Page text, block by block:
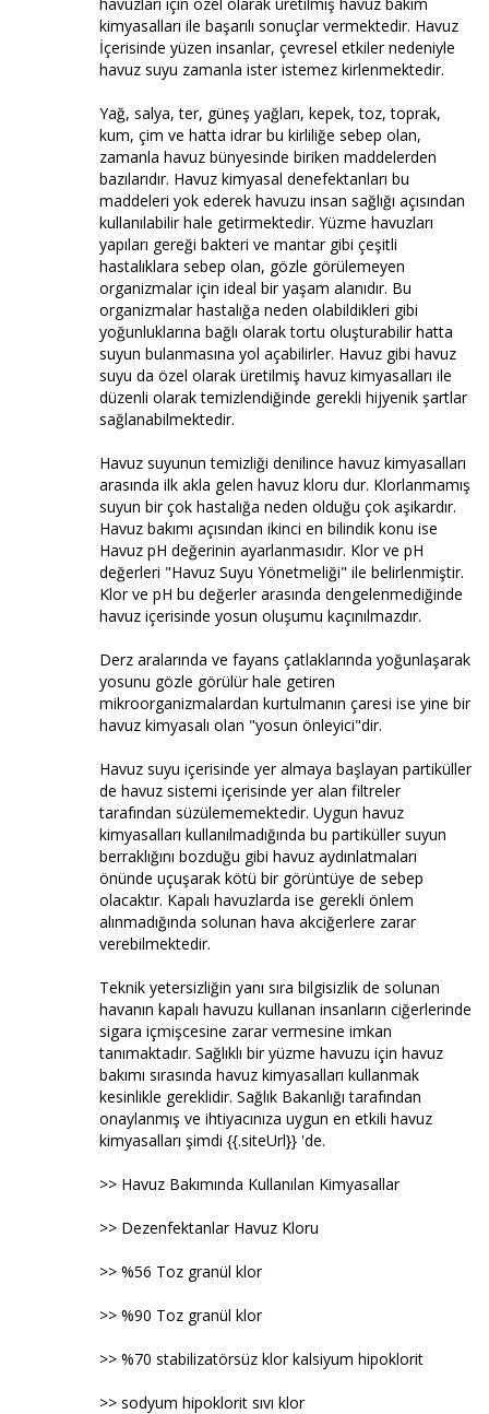
kimyasalları ile başarılı sonuçlar vermektedir. Havuz
İçerisinde yüzen insanlar, çevresel etkiler nedeniyle
havuz suyu zamanla ister istemez kirlenmektedir.
Yağ, salya, ter, güneş yağları, kepek, toz, toprak,
kum, çim ve hatta idrar bu kirliliğe sebep olan,
zamanla havuz bünyesinde biriken maddelerden
bazılarıdır. Havuz kimyasal denefektanları bu
maddeleri yok ederek havuzu insan sağlığı açısından
kullanılabilir hale getirmektedir. Yüzme havuzları
yapıları gereği bakteri ve mantar gibi çeşitli
hastalıklara sebep olan, gözle görülemeyen
organizmalar için ideal bir yaşam alanıdır. Bu
organizmalar hastalığa neden olabildikleri gibi
yoğunluklarına bağlı olarak tortu oluşturabilir hatta
suyun bulanmasına yol açabilirler. Havuz gibi havuz
suyu da özel olarak üretilmiş havuz kimyasalları ile
düzenli olarak temizlendiğinde gerekli hijyenik şartlar
sağlanabilmektedir.
Havuz suyunun temizliği denilince havuz kimyasalları
arasında ilk akla gelen havuz kloru dur. Klorlanmamış
suyun bir çok hastalığa neden olduğu çok aşikardır.
Havuz bakımı açısından ikinci en bilindik konu ise
Havuz pH değerinin ayarlanmasıdır. Klor ve pH
değerleri "Havuz Suyu Yönetmeliği" ile belirlenmiştir.
Klor ve pH bu değerler arasında dengelenmediğinde
havuz içerisinde yosun oluşumu kaçınılmazdır.
Derz aralarında ve fayans çatlaklarında yoğunlaşarak
yosunu gözle görülür hale getiren
mikroorganizmalardan kurtulmanın çaresi ise yine bir
havuz kimyasalı olan "yosun önleyici"dir.
Havuz suyu içerisinde yer almaya başlayan partiküller
de havuz sistemi içerisinde yer alan filtreler
tarafından süzülememektedir. Uygun havuz
kimyasalları kullanılmadığında bu partiküller suyun
berraklığını bozduğu gibi havuz aydınlatmaları
önünde uçuşarak kötü bir görüntüye de sebep
olacaktır. Kapalı havuzlarda ise gerekli önlem
alınmadığında solunan hava akciğerlere zarar
verebilmektedir.
Teknik yetersizliğin yanı sıra bilgisizlik de solunan
havanın kapalı havuzu kullanan insanların ciğerlerinde
sigara içmişcesine zarar vermesine imkan
tanımaktadır. Sağlıklı bir yüzme havuzu için havuz
bakımı sırasında havuz kimyasalları kullanmak
kesinlikle gereklidir. Sağlık Bakanlığı tarafından
onaylanmış ve ihtiyacınıza uygun en etkili havuz
kimyasalları şimdi {{.siteUrl}} 'de.
>> Havuz Bakımında Kullanılan Kimyasallar
>> Dezenfektanlar Havuz Kloru
>> %56 Toz granül klor
>> %90 Toz granül klor
>> %70 stabilizatörsüz klor kalsiyum hipoklorit
>> sodyum hipoklorit sıvı klor